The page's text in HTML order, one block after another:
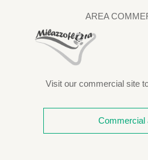
AREA
Visit our commercial site
Commercial